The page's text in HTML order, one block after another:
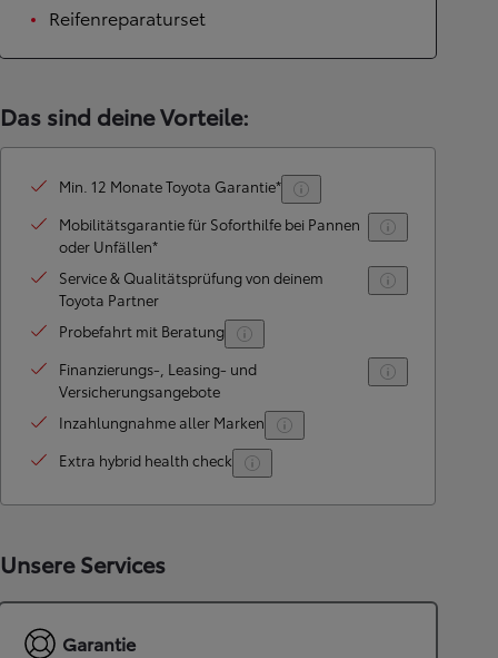
Reifenreparaturset
Das sind deine Vorteile:
Min. 12 Monate Toyota Garantie*
Mobilitätsgarantie für Soforthilfe bei Pannen
oder Unfällen*
Service & Qualitätsprüfung von deinem
Toyota Partner
Probefahrt mit Beratung
Finanzierungs-, Leasing- und
Versicherungsangebote
Inzahlungnahme aller Marken
Extra hybrid health check
Unsere Services
Garantie